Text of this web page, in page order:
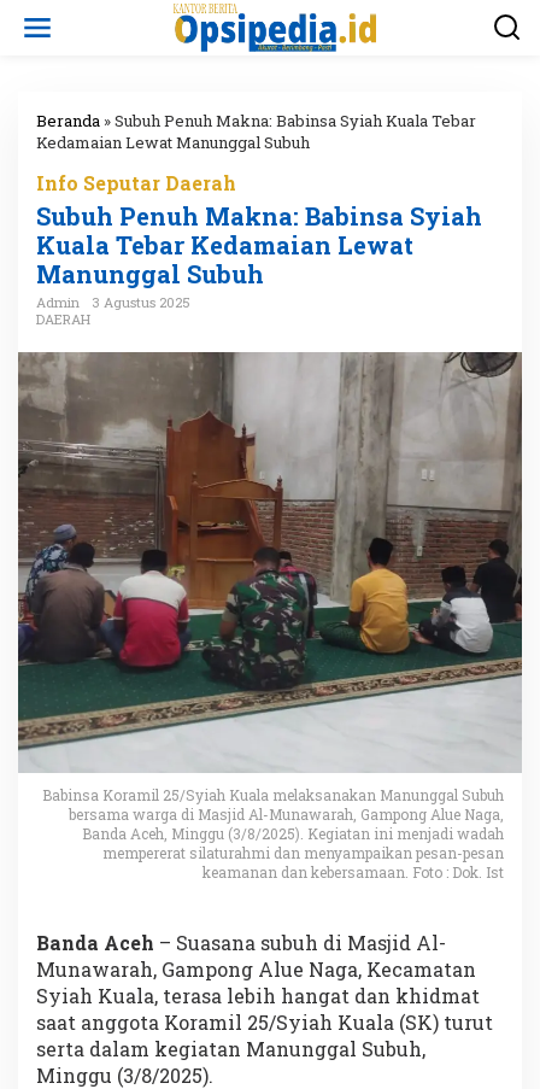
Beranda »Subuh Penuh Makna: Babinsa Syiah Kuala Tebar
Kedamaian Lewat Manunggal Subuh
Info Seputar Daerah
Subuh Penuh Makna: Babinsa Syiah
Kuala Tebar Kedamaian Lewat
Manunggal Subuh
Admin
3 Agustus 2025
DAERAH
Babinsa Koramil 25/Syiah Kuala melaksanakan Manunggal Subuh
bersama warga di Masjid Al-Munawarah, Gampong Alue Naga,
Banda Aceh, Minggu (3/8/2025). Kegiatan ini menjadi wadah
mempererat silaturahmi dan menyampaikan pesan-pesan
keamanan dan kebersamaan. Foto : Dok. Ist
Banda Aceh – Suasana subuh di Masjid Al-
Munawarah, Gampong Alue Naga, Kecamatan
Syiah Kuala, terasa lebih hangat dan khidmat
saat anggota Koramil 25/Syiah Kuala (SK) turut
serta dalam kegiatan Manunggal Subuh,
Minggu (3/8/2025).